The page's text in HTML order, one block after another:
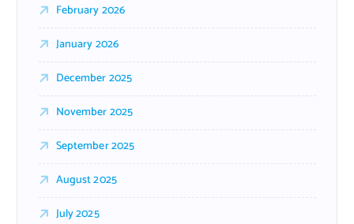
February 2026
January 2026
December 2025
November 2025
September 2025
August 2025
July 2025